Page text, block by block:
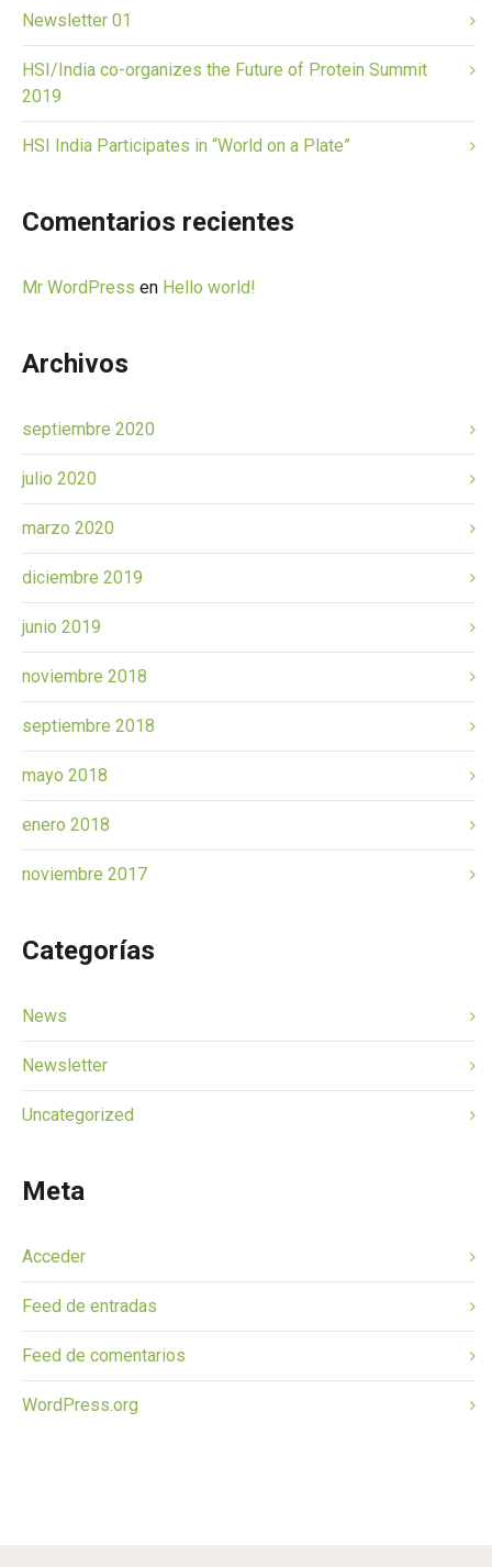
Newsletter 01
HSI/India co-organizes the Future of Protein Summit
2019
HSI India Participates in “World on a Plate”
Comentarios recientes
Mr WordPress en Hello world!
Archivos
septiembre 2020
julio 2020
marzo 2020
diciembre 2019
junio 2019
noviembre 2018
septiembre 2018
mayo 2018
enero 2018
noviembre 2017
Categorías
News
Newsletter
Uncategorized
Meta
Acceder
Feed de entradas
Feed de comentarios
WordPress.org